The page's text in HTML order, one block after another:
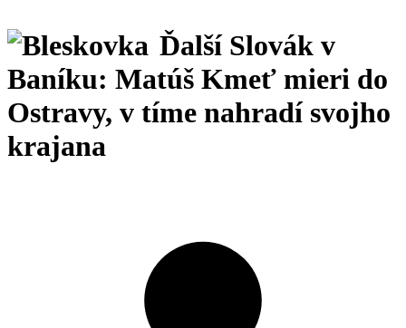
Ďalší Slovák v
Baníku: Matúš Kmeť mieri do
Ostravy, v tíme nahradí svojho
krajana